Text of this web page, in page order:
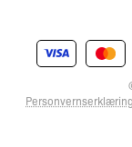
Personvernserklæring